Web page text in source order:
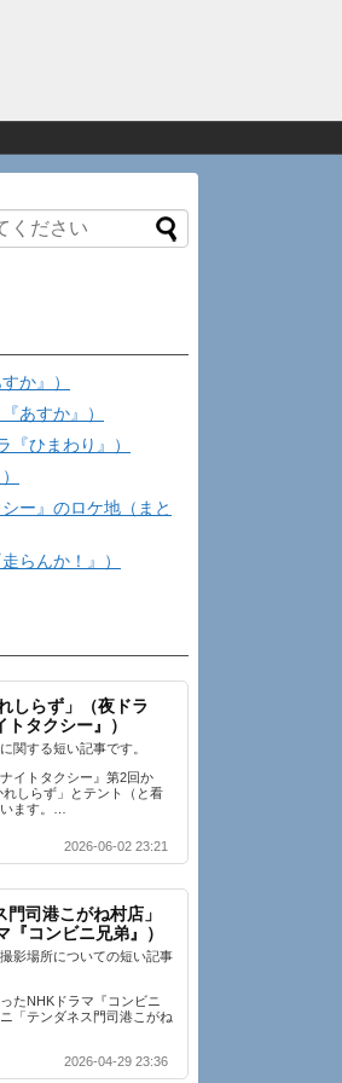
か』）
あすか』）
『ひまわり』）
ー』のロケ地（まと
らんか！』）
しらず」（夜ドラ
トタクシー』）
関する短い記事です。
イトタクシー』第2回か
れしらず」とテント（と看
ます。…
2026-06-02 23:21
門司港こがね村店」
『コンビニ兄弟』）
影場所についての短い記事
たNHKドラマ『コンビニ
「テンダネス門司港こがね
2026-04-29 23:36